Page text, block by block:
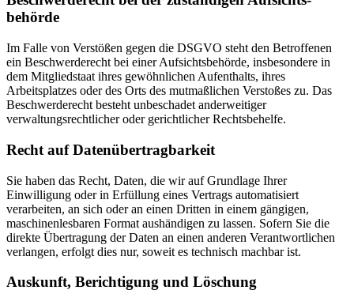
behörde
Im Falle von Verstößen gegen die DSGVO steht den Betroffenen
ein Beschwerderecht bei einer Aufsichtsbehörde, insbesondere in
dem Mitgliedstaat ihres gewöhnlichen Aufenthalts, ihres
Arbeitsplatzes oder des Orts des mutmaßlichen Verstoßes zu. Das
Beschwerderecht besteht unbeschadet anderweitiger
verwaltungsrechtlicher oder gerichtlicher Rechtsbehelfe.
Recht auf Daten­übertrag­barkeit
Sie haben das Recht, Daten, die wir auf Grundlage Ihrer
Einwilligung oder in Erfüllung eines Vertrags automatisiert
verarbeiten, an sich oder an einen Dritten in einem gängigen,
maschinenlesbaren Format aushändigen zu lassen. Sofern Sie die
direkte Übertragung der Daten an einen anderen Verantwortlichen
verlangen, erfolgt dies nur, soweit es technisch machbar ist.
Auskunft, Berichtigung und Löschung